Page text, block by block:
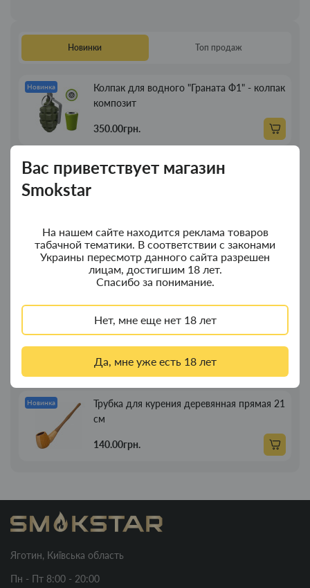
Вас приветствует магазин
Smokstar
На нашем сайте находится реклама товаров
табачной тематики. В соответствии с законами
Украины пересмотр данного сайта разрешен
лицам, достигшим 18 лет.
Спасибо за понимание.
Нет, мне еще нет 18 лет
Да, мне уже есть 18 лет
Новинки Топ продаж
Новинка
Колпак для водного "Граната Ф1" - колпак
композит
350.00грн.
Новинка
Колпак для водного "Граната Ф1" - колпак
Новинка
Портсигар для сигарет Focus з USB
зажигалкой 20 сиг
269.00грн.
Трубка для курения деревянная прямая
89.00грн.
Новинка
Трубка для курения деревянная прямая 21
см
140.00грн.
Яготин, Київська область
Пн - Пт 8:00 - 20:00